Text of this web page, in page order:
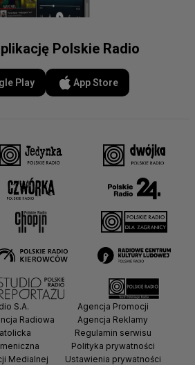
Polskie Radio
Play App Store
S.A.
Radiowa
Medialnej
Agencja Promocji
Agencja Reklamy
Regulamin serwisu
Polityka prywatności
Ustawienia prywatności